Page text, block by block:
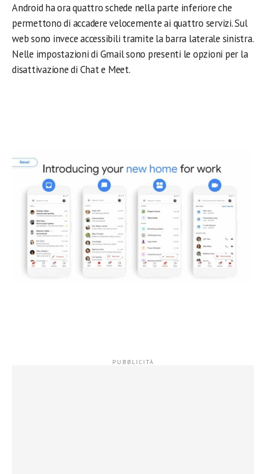
Android ha ora quattro schede nella parte inferiore che
permettono di accadere velocemente ai quattro servizi. Sul
web sono invece accessibili tramite la barra laterale sinistra.
Nelle impostazioni di Gmail sono presenti le opzioni per la
disattivazione di Chat e Meet.